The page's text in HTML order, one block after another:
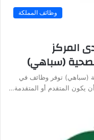
وظائف المملكة
المركز
(سباهي)
(سباهي) توفر وظائف في
يكون المتقدم أو المتقدمة…